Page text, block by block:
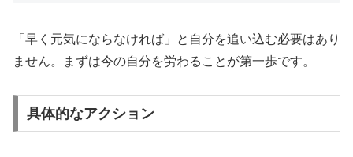
「早く元気にならなければ」と自分を追い込む必要はあり
ません。まずは今の自分を労わることが第一歩です。
具体的なアクション